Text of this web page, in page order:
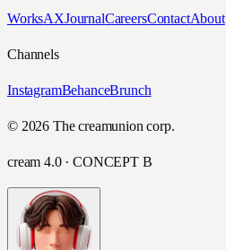
WorksAXJournalCareersContactAbout
Channels
InstagramBehanceBrunch
© 2026 The creamunion corp.
cream 4.0 · CONCEPT B